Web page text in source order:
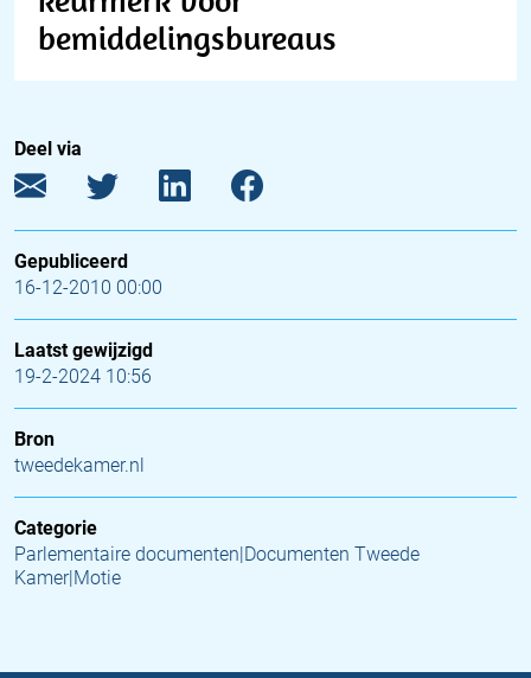
bemiddelingsbureaus
Deel via
Gepubliceerd
16-12-2010 00:00
Laatst gewijzigd
19-2-2024 10:56
Bron
tweedekamer.nl
Categorie
Parlementaire documenten|Documenten Tweede
Kamer|Motie